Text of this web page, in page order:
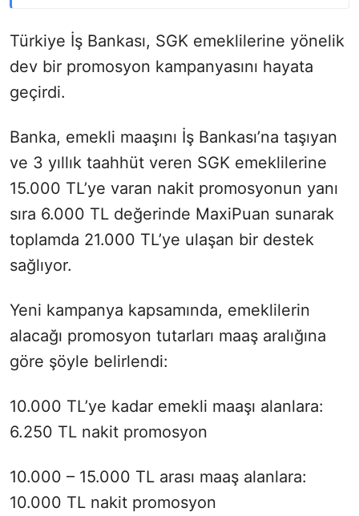
Türkiye İş Bankası, SGK emeklilerine yönelik
dev bir promosyon kampanyasını hayata
geçirdi.
Banka, emekli maaşını İş Bankası’na taşıyan
ve 3 yıllık taahhüt veren SGK emeklilerine
15.000 TL’ye varan nakit promosyonun yanı
sıra 6.000 TL değerinde MaxiPuan sunarak
toplamda 21.000 TL’ye ulaşan bir destek
sağlıyor.
Yeni kampanya kapsamında, emeklilerin
alacağı promosyon tutarları maaş aralığına
göre şöyle belirlendi:
10.000 TL’ye kadar emekli maaşı alanlara:
6.250 TL nakit promosyon
10.000 – 15.000 TL arası maaş alanlara:
10.000 TL nakit promosyon